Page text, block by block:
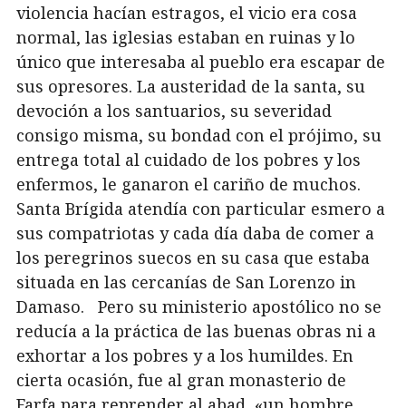
violencia hacían estragos, el vicio era cosa
normal, las iglesias estaban en ruinas y lo
único que interesaba al pueblo era escapar de
sus opresores. La austeridad de la santa, su
devoción a los santuarios, su severidad
consigo misma, su bondad con el prójimo, su
entrega total al cuidado de los pobres y los
enfermos, le ganaron el cariño de muchos.
Santa Brígida atendía con particular esmero a
sus compatriotas y cada día daba de comer a
los peregrinos suecos en su casa que estaba
situada en las cercanías de San Lorenzo in
Damaso. Pero su ministerio apostólico no se
reducía a la práctica de las buenas obras ni a
exhortar a los pobres y a los humildes. En
cierta ocasión, fue al gran monasterio de